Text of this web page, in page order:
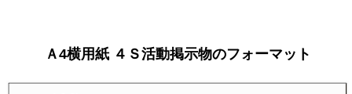
Ａ4横用紙 ４Ｓ活動掲示物のフォーマット